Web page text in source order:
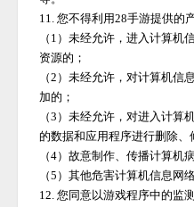
11. 您不得利用28手游提供的
（ 1）未经允许，进入计算机
资源的；
（2）未经允许，对计算机信
加的；
（3）未经允许，对进入计算
的数据和应用程序进行删除、
（4）故意制作、传播计算机
（5）其他危害计算机信息网
12. 您同意以游戏程序中的监